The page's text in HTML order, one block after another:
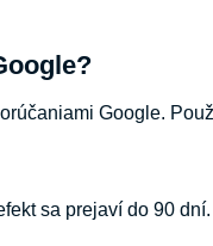
Google.
sa prejaví do 90 dní.